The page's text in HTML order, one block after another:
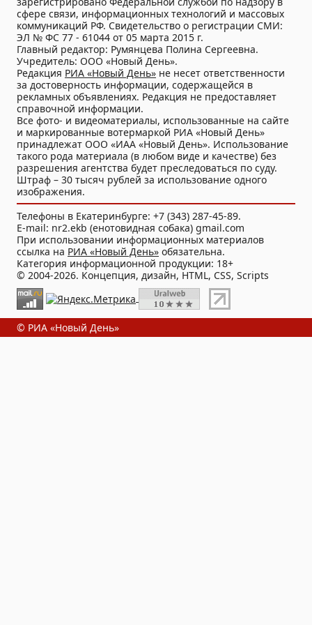
сфере связи, информационных технологий и массовых
коммуникаций РФ. Свидетельство о регистрации СМИ:
ЭЛ № ФС 77 - 61044 от 05 марта 2015 г.
Главный редактор: Румянцева Полина Сергеевна.
Учредитель: ООО «Новый День».
Редакция РИА «Новый День» не несет ответственности
за достоверность информации, содержащейся в
рекламных объявлениях. Редакция не предоставляет
справочной информации.
Все фото- и видеоматериалы, использованные на сайте
и маркированные вотермаркой РИА «Новый День»
принадлежат ООО «ИАА «Новый День». Использование
такого рода материала (в любом виде и качестве) без
разрешения агентства будет преследоваться по суду.
Штраф – 30 тысяч рублей за использование одного
изображения.
Телефоны в Екатеринбурге: +7 (343) 287-45-89.
E-mail: nr2.ekb (енотовидная собака) gmail.com
При использовании информационных материалов
ссылка на РИА «Новый День» обязательна.
Категория информационной продукции: 18+
© 2004-2026. Концепция, дизайн, HTML, CSS, Scripts
© РИА «Новый День»